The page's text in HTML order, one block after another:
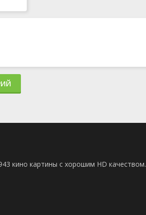
кино картины с хорошим HD качеством.